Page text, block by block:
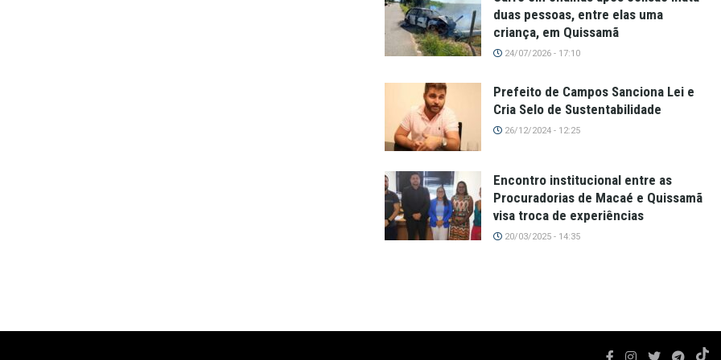
duas pessoas, entre elas uma
criança, em Quissamã
24/07/2026 - 17:10
Prefeito de Campos Sanciona Lei e
Cria Selo de Sustentabilidade
26/12/2024 - 12:25
Encontro institucional entre as
Procuradorias de Macaé e Quissamã
visa troca de experiências
20/03/2025 - 14:35